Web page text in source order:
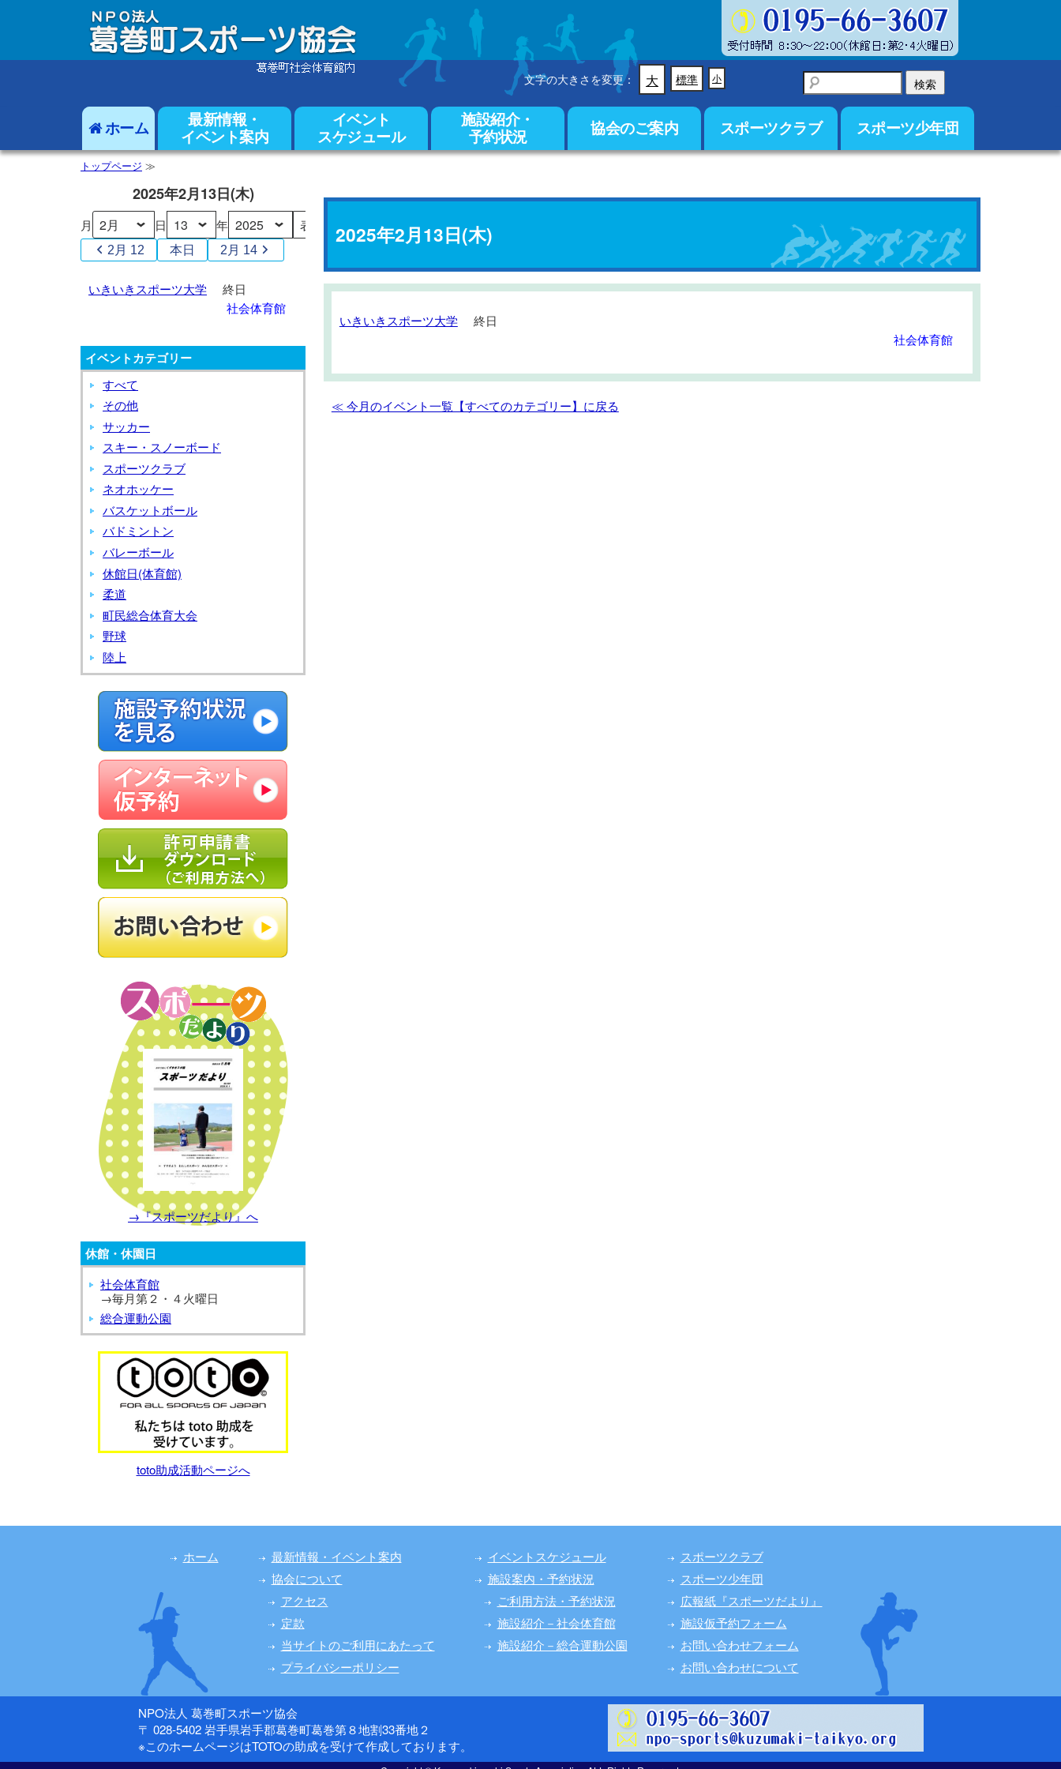
文字の大きさを変更： 大 標準 小
ホーム
最新情報・
イベント案内
イベント
スケジュール
施設紹介・
予約状況
協会のご案内 スポーツクラブ スポーツ少年団
トップページ ≫
2025年2月13日(木)
い
き
ポ
いきいきスポーツ大学
終日
社会体育館
≪ 今月のイベント一覧【すべてのカテゴリー】に戻る
2025年2月13日(木)
月 日 年
2月 12 本日 2月 14
い
き
ス
ポ
ー
ツ
いきいきスポーツ大学
終日
社会体育館
イベントカテゴリー
すべて
その他
サッカー
スキー・スノーボード
スポーツクラブ
ネオホッケー
バスケットボール
バドミントン
バレーボール
休館日(体育館)
柔道
町民総合体育大会
野球
陸上
→『スポーツだより』へ
休館・休園日
社会体育館
→毎月第２・４火曜日
総合運動公園
toto助成活動ページへ
ホーム
最新情報・イベント案内
協会について
アクセス
定款
当サイトのご利用にあたって
プライバシーポリシー
イベントスケジュール
施設案内・予約状況
ご利用方法・予約状況
施設紹介－社会体育館
施設紹介－総合運動公園
スポーツクラブ
スポーツ少年団
広報紙『スポーツだより』
施設仮予約フォーム
お問い合わせフォーム
お問い合わせについて
NPO法人 葛巻町スポーツ協会
〒 028-5402 岩手県岩手郡葛巻町葛巻第８地割33番地２
※このホームページはTOTOの助成を受けて作成しております。